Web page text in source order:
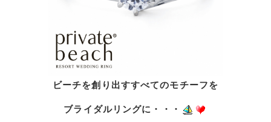
ビーチを創り出すすべてのモチーフを
ブライダルリングに・・・